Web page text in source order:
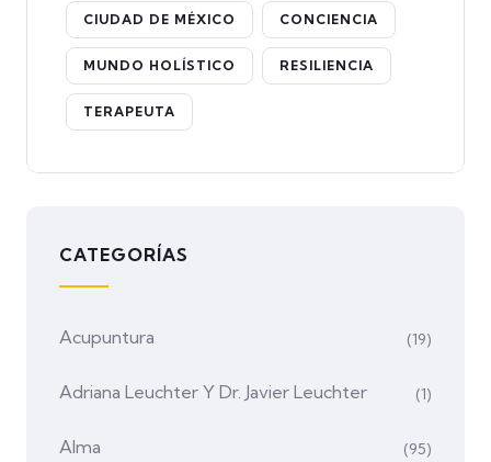
CIUDAD DE MÉXICO CONCIENCIA
MUNDO HOLÍSTICO RESILIENCIA
TERAPEUTA
CATEGORÍAS
Acupuntura (19)
Adriana Leuchter Y Dr. Javier Leuchter (1)
Alma (95)